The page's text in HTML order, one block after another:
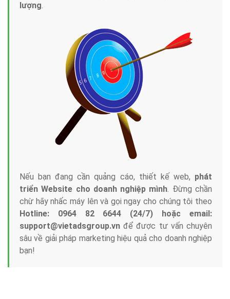
lượng.
Nếu bạn đang cần quảng cáo, thiết kế web, phát
triển Website cho doanh nghiệp mình. Đừng chần
chừ hãy nhấc máy lên và gọi ngay cho chúng tôi theo
Hotline: 0964 82 6644 (24/7) hoặc email:
support@vietadsgroup.vn để được tư vấn chuyên
sâu về giải pháp marketing hiệu quả cho doanh nghiệp
bạn!